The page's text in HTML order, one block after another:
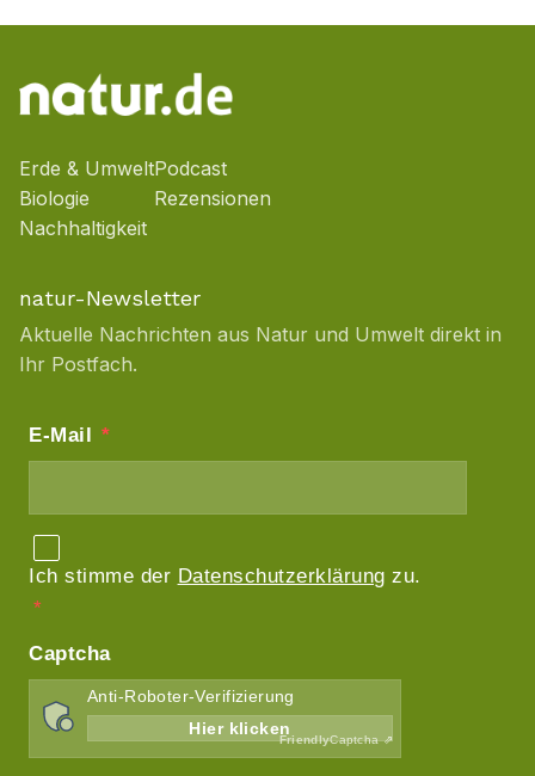
Erde & Umwelt
Biologie
Nachhaltigkeit
Podcast
Rezensionen
natur-Newsletter
Aktuelle Nachrichten aus Natur und Umwelt direkt in
Ihr Postfach.